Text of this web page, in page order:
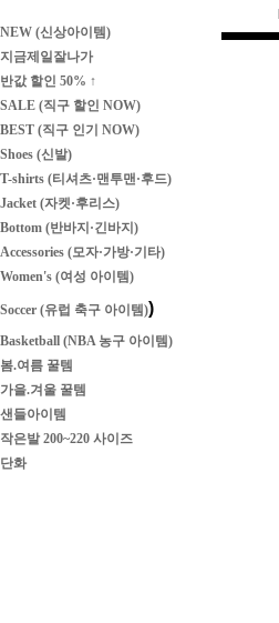
NEW (신상아이템)
지금제일잘나가
반값 할인 50% ↑
SALE (직구 할인 NOW)
BEST (직구 인기 NOW)
Shoes (신발)
T-shirts (티셔츠·맨투맨·후드)
Jacket (자켓·후리스)
Bottom (반바지·긴바지)
Accessories (모자·가방·기타)
Women's (여성 아이템)
Soccer (유럽 축구 아이템))
Basketball (NBA 농구 아이템)
봄.여름 꿀템
가을.겨울 꿀템
샌들아이템
작은발 200~220 사이즈
단화